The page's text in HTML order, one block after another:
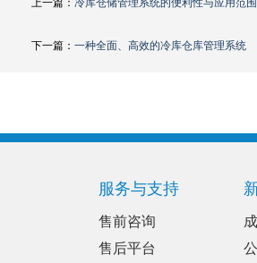
上一篇： 冷库仓储管理系统的便利性与应用范围
下一篇： 一种全面、高效的冷库仓库管理系统
服务与支持
售前咨询
售后平台